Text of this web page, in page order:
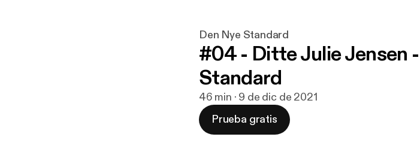
Den Nye Standard
#04 - Ditte Julie Jensen
Standard
46 min · 9 de dic de 2021
Prueba gratis